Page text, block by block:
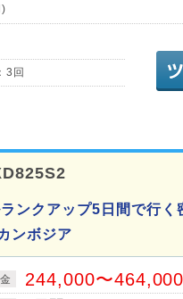
3回
ンクアップ5日間で行く
ンボジア
244,000〜